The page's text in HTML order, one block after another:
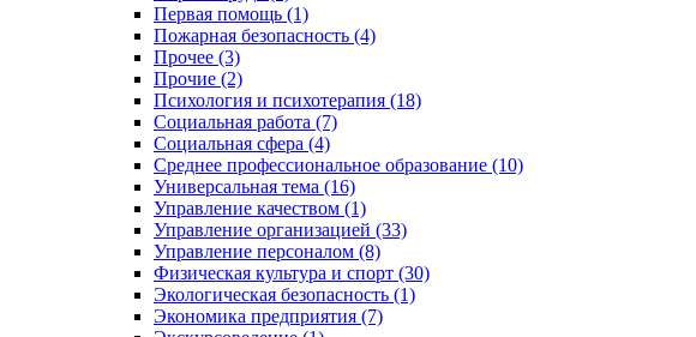
Первая помощь (1)
Пожарная безопасность (4)
Прочее (3)
Прочие (2)
Психология и психотерапия (18)
Социальная работа (7)
Социальная сфера (4)
Среднее профессиональное образование (10)
Универсальная тема (16)
Управление качеством (1)
Управление организацией (33)
Управление персоналом (8)
Физическая культура и спорт (30)
Экологическая безопасность (1)
Экономика предприятия (7)